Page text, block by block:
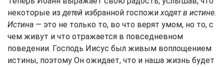
некоторые издетей избранной госпожиходят в истине.
Истина — это не только то, во что верят умом, но то, с
чем живут и что отражается в повседневном
поведении. Господь Иисус был живым воплощением
истины, поэтому Он ожидает, что и наша жизнь будет